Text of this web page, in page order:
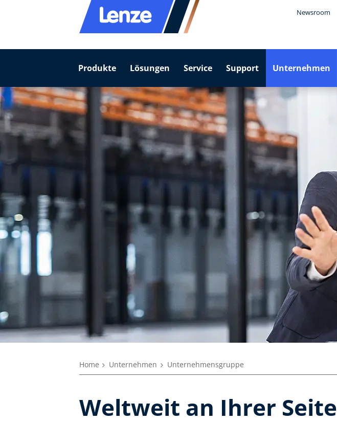
Newsroom
Produkte Lösungen Service Support Unternehmen
Home Unternehmen Unternehmensgruppe
Weltweit an Ihrer Seite